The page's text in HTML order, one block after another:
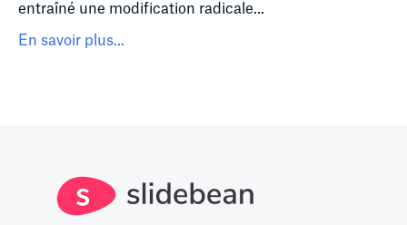
entraîné une modification radicale...
En savoir plus...